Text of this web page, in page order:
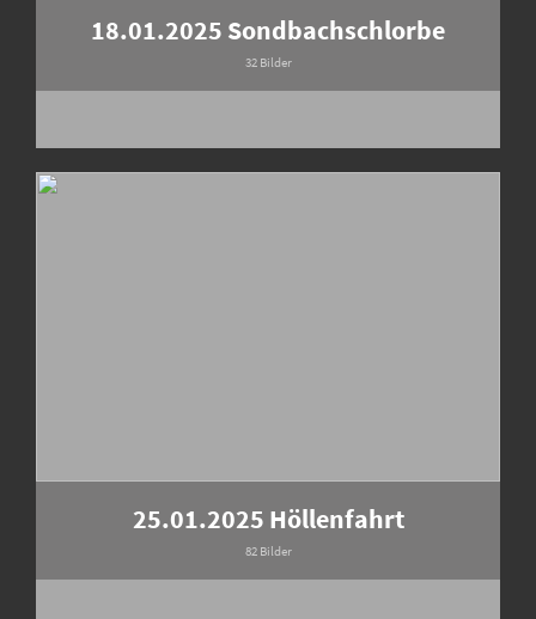
18.01.2025 Sondbachschlorbe
32 Bilder
25.01.2025 Höllenfahrt
82 Bilder